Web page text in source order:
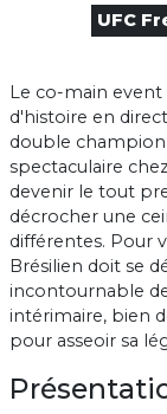
UFC
Le co-main
d'histoire en
double
spectaculaire
devenir le tout
décrocher une
différentes. Pour
Brésilien doit se
incontournable
intérimaire, bien
pour asseoir sa